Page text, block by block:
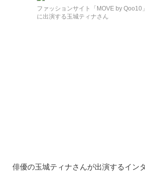
ファッションサイト「MOVE by Qoo10
に出演する玉城ティナさん
俳優の玉城ティナさんが出演するイン